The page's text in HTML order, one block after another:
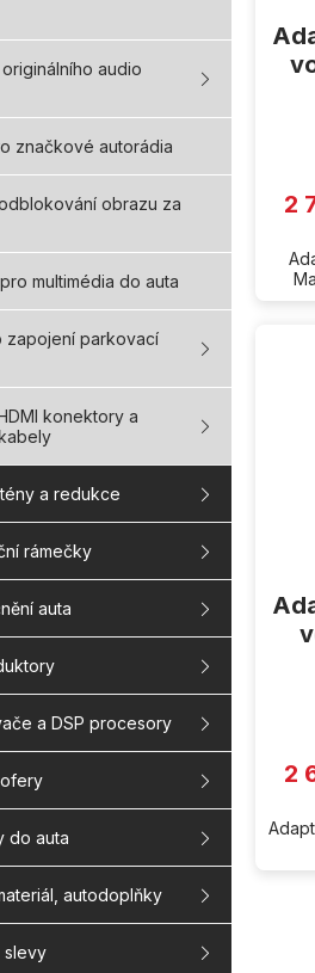
audio
značkové autorádia
obrazu za
multimédia do auta
zapojení parkovací
konektory a
a redukce
rámečky
auta
a DSP procesory
do auta
autodoplňky
slevy
2
2